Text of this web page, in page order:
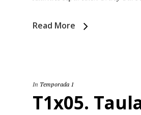
Read More
In Temporada 1
T1x05.